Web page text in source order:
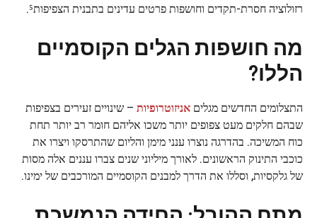
רזולוציה חסרת-תקדים וחושפות פרטים עדינים בתבנית הצפיפות⁵.
מה חושפות הגלים הקוסמיים
הללו?
התצלומים החדשים מגלים אניזוטרופיות – שינויים זעירים בצפיפות
שבהם חלקים מעט צפופים יותר משכו אליהם חומר רב יותר תחת
כוח המשיכה. בהדרגה נוצרו ענני מימן והליום שהתרסקו ויצרו את
כוכבי התינוק הראשונים. לאורך מיליוני שנים צברו עננים אלה מסות
של גלקסיות, וסללו את הדרך למבנים הקוסמיים המורכבים של ימינו.